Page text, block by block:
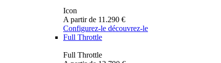
Icon
A partir de 11.290 €
Configurez-le découvrez-le
Full Throttle
Full Throttle